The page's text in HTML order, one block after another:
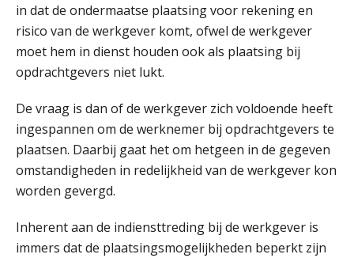
in dat de ondermaatse plaatsing voor rekening en
risico van de werkgever komt, ofwel de werkgever
moet hem in dienst houden ook als plaatsing bij
opdrachtgevers niet lukt.
De vraag is dan of de werkgever zich voldoende heeft
ingespannen om de werknemer bij opdrachtgevers te
plaatsen. Daarbij gaat het om hetgeen in de gegeven
omstandigheden in redelijkheid van de werkgever kon
worden gevergd.
Inherent aan de indiensttreding bij de werkgever is
immers dat de plaatsingsmogelijkheden beperkt zijn
25
AUG
Summercourse Internationaal/grensoverschrijdend werken
MOCuitgevers
AUG
Markus Verbeek Praehep
AUG
Summercourse Impact en invloed van AI op de salarisverwerking (basis)
MOCuitgevers
27
AUG
MOCuitgevers